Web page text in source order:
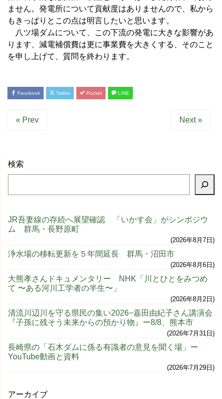
ません。発電所について貢献度はありませんので、私から
もきっぱりとこの点は明言したいと思います。
八ツ場ダムについて、この下流の発電に大きな影響があ
ります、減電補償費は更に事業費を大きくする、そのこと
を申し上げて、質問を終わります。
Facebook Twitter Pocket LINE
« Prev Next »
検索
JR吾妻線の存続へ展望確認 「いかす会」がシンポジウ
ム 群馬・長野原町
2026年8月7日
浄水場の移転更新を５年間延長 群馬・沼田市
2026年8月6日
大熊孝さんドキュメンタリー NHK「川とひとをみつめ
て 〜ある河川工学者の半生〜」
2026年8月2日
清流川辺川を守る県民の集い2026−嘉田由紀子さん講演会
『子孫に残そう未来からの預かり物』ー8/8、熊本市
2026年7月31日
長崎県の「石木ダムに係る有識者の意見を聞く場」ー
YouTube動画と資料
2026年7月29日
アーカイブ